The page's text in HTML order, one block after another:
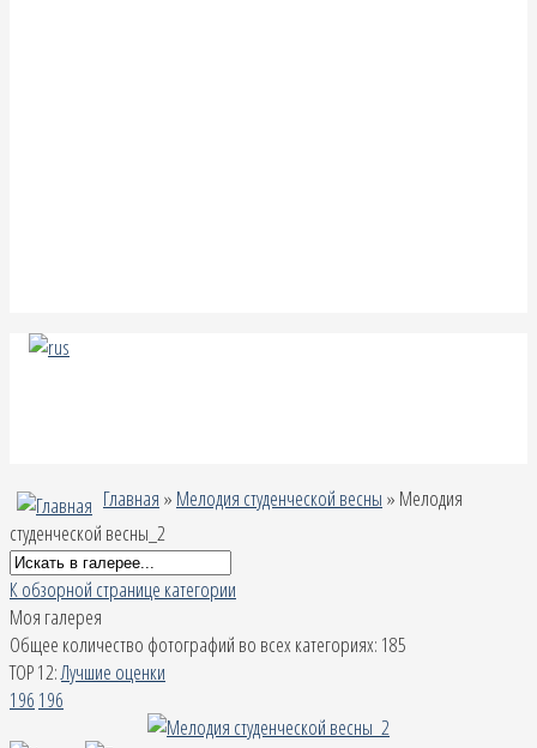
Главная » Мелодия студенческой весны » Мелодия
студенческой весны_2
К обзорной странице категории
Моя галерея
Общее количество фотографий во всех категориях: 185
TOP 12:Лучшие оценки
196 196